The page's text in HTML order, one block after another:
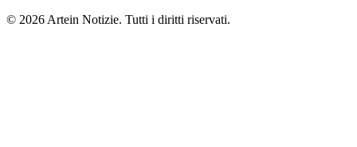
© 2026 Artein Notizie. Tutti i diritti riservati.